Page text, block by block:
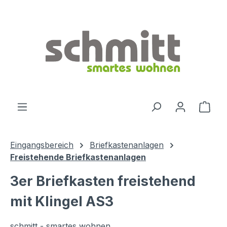
Eingangsbereich
Briefkastenanlagen
Freistehende Briefkastenanlagen
3er Briefkasten freistehend
mit Klingel AS3